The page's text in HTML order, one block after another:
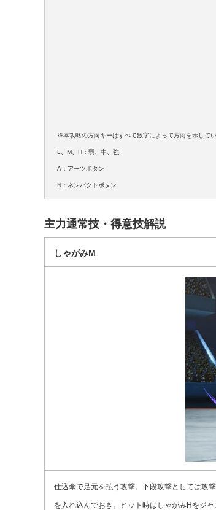
※本攻略の方向キーはすべて数字によって方向を示して
L、M、H：弱、中、強
A：アーツボタン
N：ネンパクトボタン
主力通常技・得意技解説
しゃがみM
仕込傘で足元を払う攻撃。下段攻撃としては攻
を入れ込んでおき。ヒット時はしゃがみHをジ